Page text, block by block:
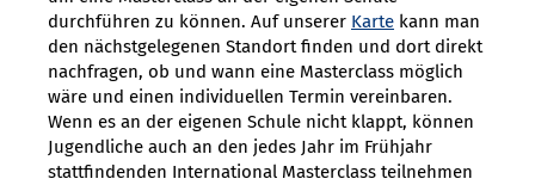
durchführen zu können. Auf unserer Karte kann man
den nächstgelegenen Standort finden und dort direkt
nachfragen, ob und wann eine Masterclass möglich
wäre und einen individuellen Termin vereinbaren.
Wenn es an der eigenen Schule nicht klappt, können
Jugendliche auch an den jedes Jahr im Frühjahr
stattfindenden International Masterclass teilnehmen